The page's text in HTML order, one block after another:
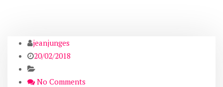
jeanjunges
20/02/2018
No Comments